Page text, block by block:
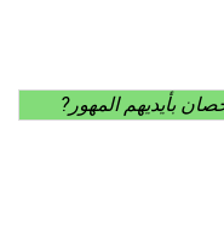
بأيديهم المهور?